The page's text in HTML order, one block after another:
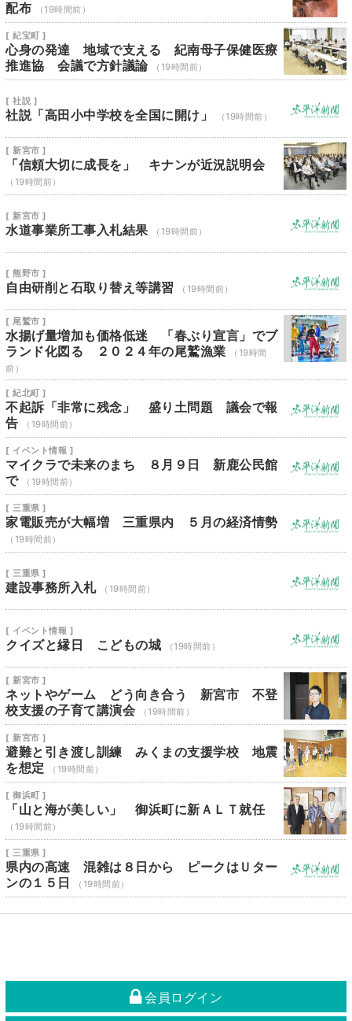
配布 （19時間前）
[ 紀宝町 ]
心身の発達 地域で支える 紀南母子保健医療
推進協 会議で方針議論
（19時間前）
[ 社説 ]
社説「高田小中学校を全国に開け」 （19時間前）
[ 新宮市 ]
「信頼大切に成長を」 キナンが近況説明会
（19時間前）
[ 新宮市 ]
水道事業所工事入札結果 （19時間前）
[ 熊野市 ]
自由研削と石取り替え等講習 （19時間前）
[ 尾鷲市 ]
水揚げ量増加も価格低迷 「春ぶり宣言」でブ
ランド化図る ２０２４年の尾鷲漁業
（19時間
前）
[ 紀北町 ]
不起訴「非常に残念」 盛り土問題 議会で報
告
（19時間前）
[ イベント情報 ]
マイクラで未来のまち ８月９日 新鹿公民館
で
（19時間前）
[ 三重県 ]
家電販売が大幅増 三重県内 ５月の経済情勢
（19時間前）
[ 三重県 ]
建設事務所入札 （19時間前）
[ イベント情報 ]
クイズと縁日 こどもの城 （19時間前）
[ 新宮市 ]
ネットやゲーム どう向き合う 新宮市 不登
校支援の子育て講演会
（19時間前）
[ 新宮市 ]
避難と引き渡し訓練 みくまの支援学校 地震
を想定
（19時間前）
[ 御浜町 ]
「山と海が美しい」 御浜町に新ＡＬＴ就任
（19時間前）
[ 三重県 ]
県内の高速 混雑は８日から ピークはＵター
ンの１５日
（19時間前）
会員ログイン